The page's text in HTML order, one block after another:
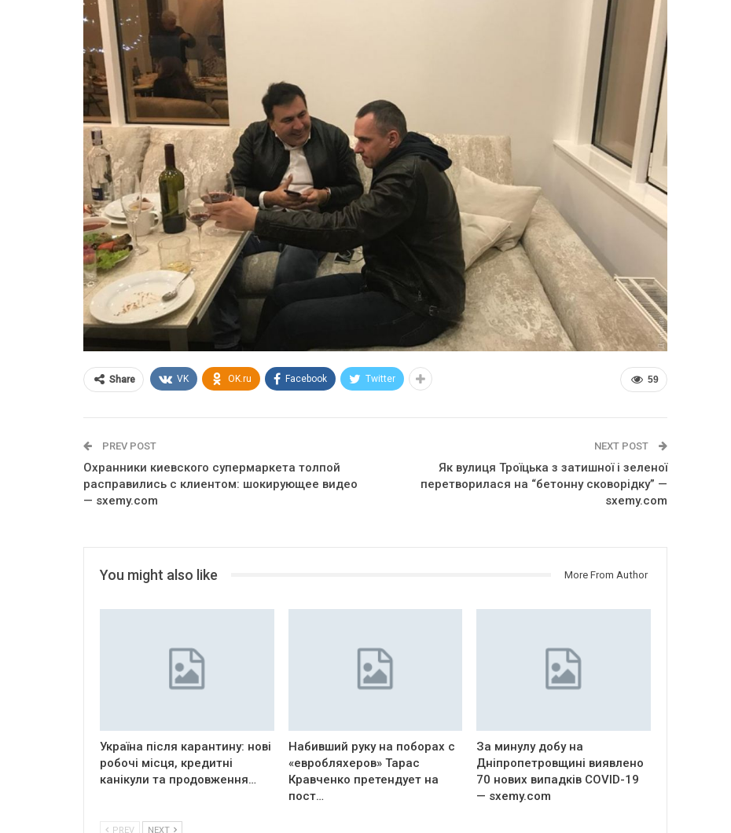
59
Share VK OK.ru Facebook Twitter
PREV POST
Охранники киевского супермаркета толпой
расправились с клиентом: шокирующее видео
— sxemy.com
NEXT POST
Як вулиця Троїцька з затишної і зеленої
перетворилася на “бетонну сковорідку” —
sxemy.com
You might also like More From Author
Україна після карантину: нові
робочі місця, кредитні
канікули та продовження…
Набивший руку на поборах с
«евробляхеров» Тарас
Кравченко претендует на
пост…
За минулу добу на
Дніпропетровщині виявлено
70 нових випадків COVID-19
— sxemy.com
PREV NEXT